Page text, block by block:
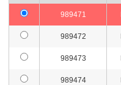
989471
989472
989473
989474